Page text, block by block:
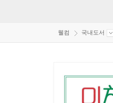
웰컴 국내도서